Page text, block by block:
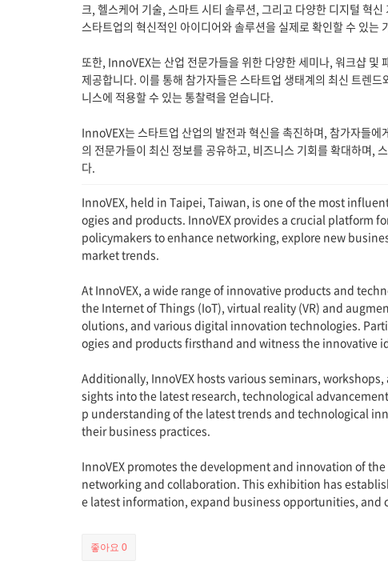
크, 헬스케어 기술, 스마트 시티 솔루션, 그리고 다양한 디지털 혁
스타트업의 혁신적인 아이디어와 솔루션을 실제로 확인할 수 있는
또한, InnoVEX는 산업 전문가들을 위한 다양한 세미나, 워크샵 및
제공합니다. 이를 통해 참가자들은 스타트업 생태계의 최신 트렌
니스에 적용할 수 있는 통찰력을 얻습니다.
InnoVEX는 스타트업 산업의 발전과 혁신을 촉진하며, 참가자들
의 전문가들이 최신 정보를 공유하고, 비즈니스 기회를 확대하며,
다.
InnoVEX, held in Taipei, Taiwan, is one of the most
ogies and products. InnoVEX provides a crucial platform
policymakers to enhance networking, explore new
market trends.
At InnoVEX, a wide range of innovative products and
the Internet of Things (IoT), virtual reality (VR) and
olutions, and various digital innovation technologies.
ogies and products firsthand and witness the innovative
Additionally, InnoVEX hosts various seminars,
sights into the latest research, technological
p understanding of the latest trends and technological
their business practices.
InnoVEX promotes the development and innovation of
networking and collaboration. This exhibition has
e latest information, expand business opportunities,
좋아요 0